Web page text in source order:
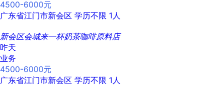
4500-6000元
广东省江门市新会区 学历不限 1人
新会区会城来一杯奶茶咖啡原料店
昨天
业务
4500-6000元
广东省江门市新会区 学历不限 1人